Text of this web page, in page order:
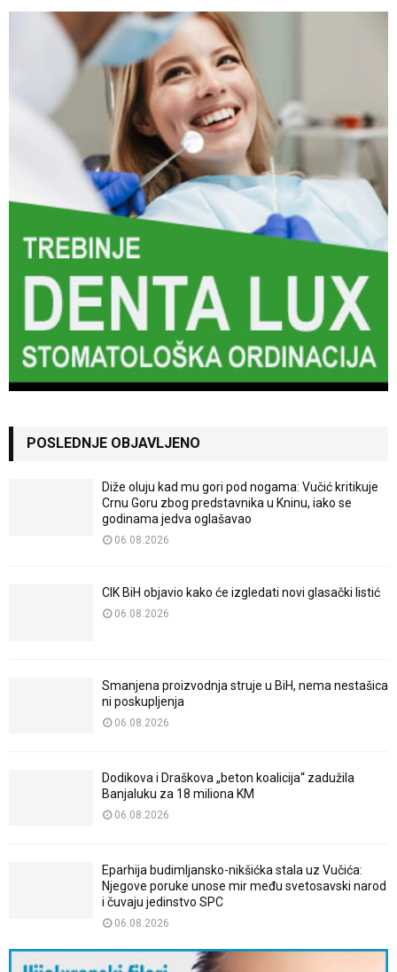
POSLEDNJE OBJAVLJENO
Diže oluju kad mu gori pod nogama: Vučić kritikuje
Crnu Goru zbog predstavnika u Kninu, iako se
godinama jedva oglašavao
06.08.2026
CIK BiH objavio kako će izgledati novi glasački listić
06.08.2026
Smanjena proizvodnja struje u BiH, nema nestašica
ni poskupljenja
06.08.2026
Dodikova i Draškova „beton koalicija“ zadužila
Banjaluku za 18 miliona KM
06.08.2026
Eparhija budimljansko-nikšićka stala uz Vučića:
Njegove poruke unose mir među svetosavski narod
i čuvaju jedinstvo SPC
06.08.2026